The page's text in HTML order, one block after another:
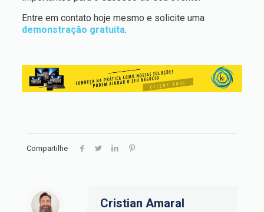
Entre em contato hoje mesmo e solicite uma
demonstração gratuita.
Compartilhe
Cristian Amaral